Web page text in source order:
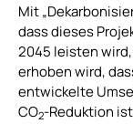
Mit
dass dieses
2045 leisten
erhoben wird,
entwickelte
CO2-Reduktion